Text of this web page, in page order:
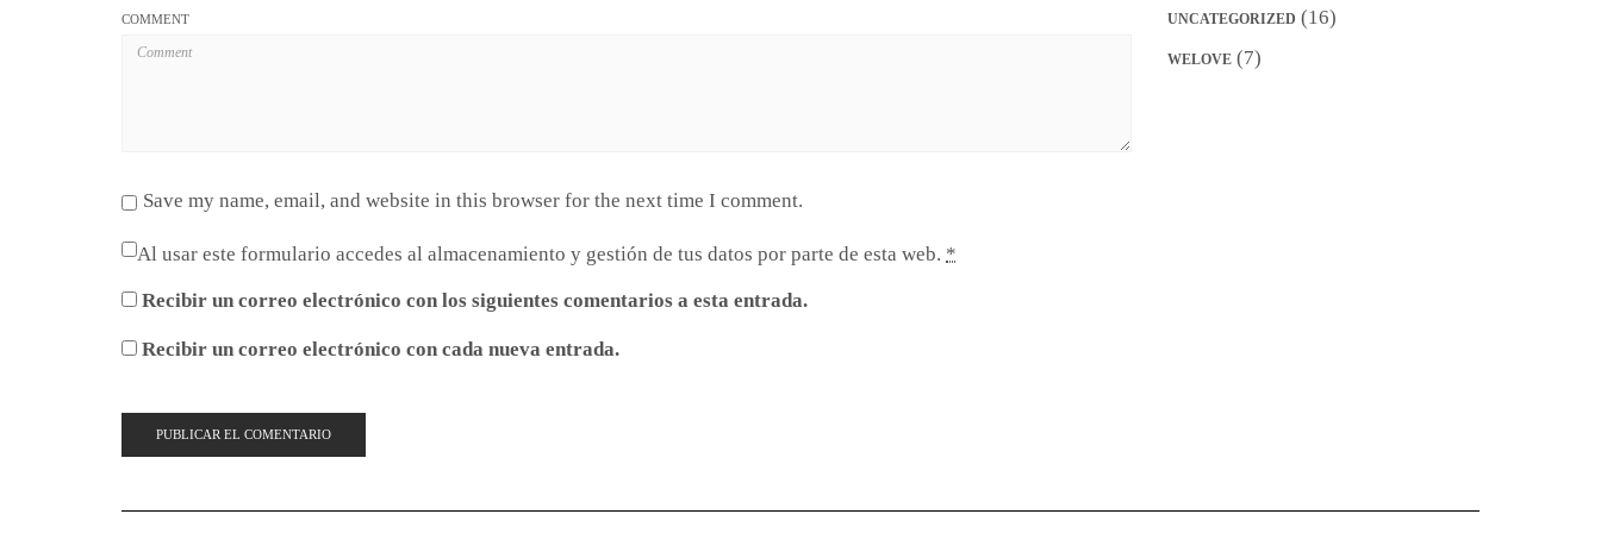
COMMENT
Save my name, email, and website in this browser for the next time I comment.
Al usar este formulario accedes al almacenamiento y gestión de tus datos por parte de esta web. *
Recibir un correo electrónico con los siguientes comentarios a esta entrada.
Recibir un correo electrónico con cada nueva entrada.
UNCATEGORIZED (16)
WELOVE(7)